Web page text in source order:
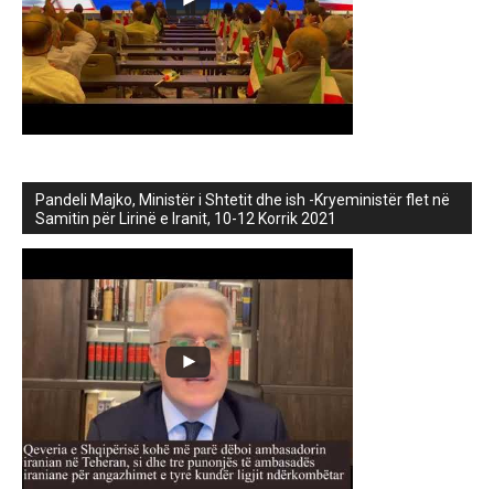
Pandeli Majko, Ministër i Shtetit dhe ish -Kryeministër flet në
Samitin për Lirinë e Iranit, 10-12 Korrik 2021